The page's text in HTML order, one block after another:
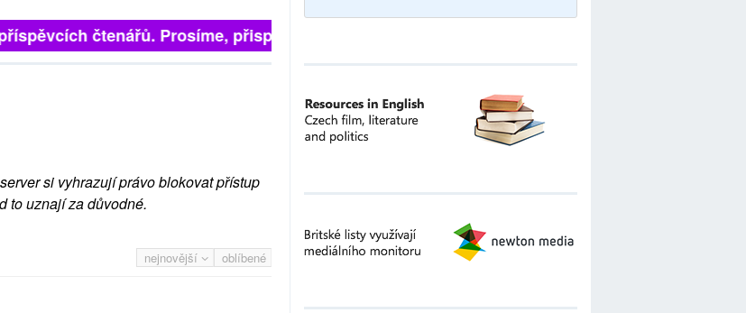
čtenářů. Prosíme, přispějte. ➥
si vyhrazují právo blokovat přístup
to uznají za důvodné.
nejnovější oblíbené